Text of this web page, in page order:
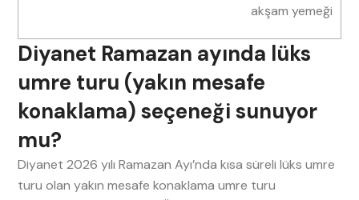
akşam yemeği
Diyanet Ramazan ayında lüks
umre turu (yakın mesafe
konaklama) seçeneği sunuyor
mu?
Diyanet 2026 yılı Ramazan Ayı’nda kısa süreli lüks umre
turu olan yakın mesafe konaklama umre turu